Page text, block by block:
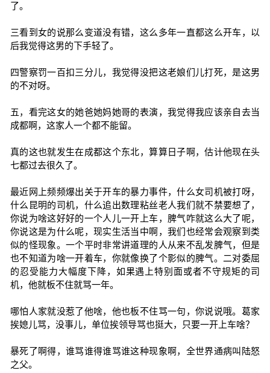
了。
三看到女的说那么变道没有错，这么多年一直都这么开车，以
后我觉得这男的下手轻了。
四警察罚一百扣三分儿，我觉得没把这老娘们儿打死，是这男
的不对呀。
五，看完这女的她爸她妈她哥的表演，我觉得我应该亲自去当
成都啊，这家人一个都不能留。
真的这也就发生在成都这个东北，算算日子啊，估计他现在头
七都过去很久了。
最近网上频频爆出关于开车的暴力事件，什么女司机被打呀，
什么昆明的司机，什么追出数理粘丝老人我们就不禁要想了，
你说为啥这好好的一个人儿一开上车，脾气咋就这么大了呢，
你说这是为什么呢，现实生活当中啊，我们也经常会观察到类
似的怪现象。一个平时非常讲道理的人从来不乱发脾气，但是
也不知道为啥一开着车，你就像换了个影似的脾气。二对委屈
的忍受能力大幅度下降，如果遇上特别面或者不守规矩的司
机，他就板不住就骂一年。
哪怕人家就没惹了他啥，他也板不住骂一句，你说说哦。葛家
挨媳儿骂，没事儿，单位挨领导骂也挺大，只要一开上车啥？
暴死了啊得，谁骂谁得谁骂谁这种现象啊，全世界通病叫陆怒
之父。